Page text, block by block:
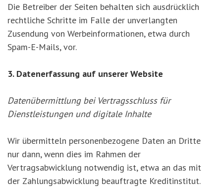
Die Betreiber der Seiten behalten sich ausdrücklich
rechtliche Schritte im Falle der unverlangten
Zusendung von Werbeinformationen, etwa durch
Spam-E-Mails, vor.
3. Datenerfassung auf unserer Website
Datenübermittlung bei Vertragsschluss für
Dienstleistungen und digitale Inhalte
Wir übermitteln personenbezogene Daten an Dritte
nur dann, wenn dies im Rahmen der
Vertragsabwicklung notwendig ist, etwa an das mit
der Zahlungsabwicklung beauftragte Kreditinstitut.